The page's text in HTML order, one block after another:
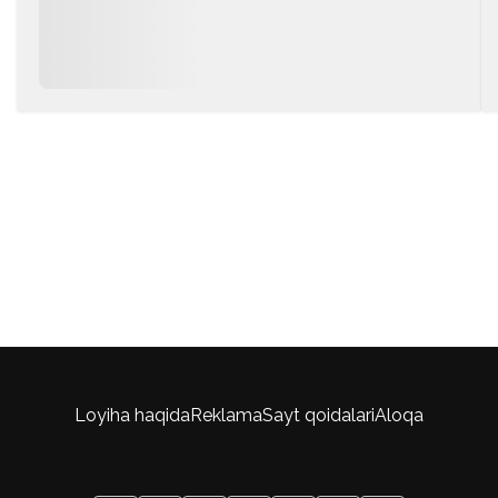
Loyiha haqidaReklamaSayt qoidalariAloqa